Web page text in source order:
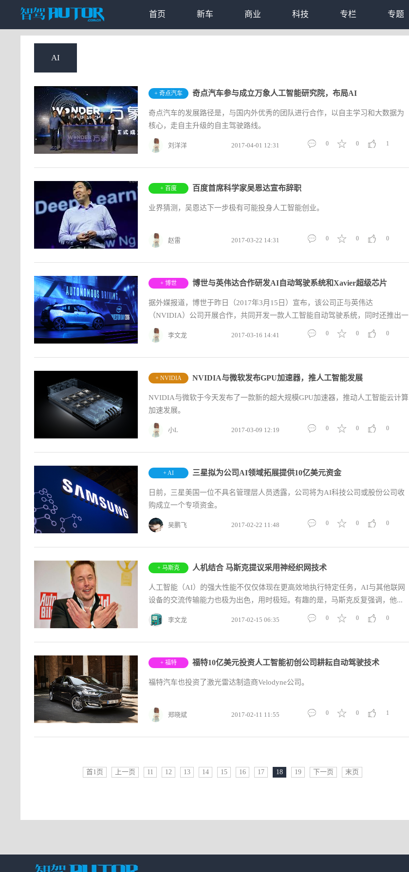
首页 新车 商业 科技 专栏 专题
AI
+ 奇点汽车 奇点汽车参与成立万象人工智能研究院，布局AI
奇点汽车的发展路径是，与国内外优秀的团队进行合作，以自主学习和大数据为
核心，走自主升级的自主驾驶路线。
刘洋洋 2017-04-01 12:31 1
0
0
+ 百度 百度首席科学家吴恩达宣布辞职
业界猜测，吴恩达下一步极有可能投身人工智能创业。
赵雷 2017-03-22 14:31 0
0
0
+ 博世 博世与英伟达合作研发AI自动驾驶系统和Xavier超级芯片
据外媒报道，博世于昨日（2017年3月15日）宣布，该公司正与英伟达
（NVIDIA）公司开展合作，共同开发一款人工智能自动驾驶系统，同时还推出一
款超级...
李文龙 2017-03-16 14:41 0
0
0
+ NVIDIA NVIDIA与微软发布GPU加速器，推人工智能发展
NVIDIA与微软于今天发布了一款新的超大规模GPU加速器，推动人工智能云计算
加速发展。
小L 2017-03-09 12:19 0
0
0
+ AI 三星拟为公司AI领域拓展提供10亿美元资金
日前，三星美国一位不具名管理层人员透露，公司将为AI科技公司或股份公司收
购成立一个专项资金。
吴鹏飞 2017-02-22 11:48 0
0
0
+ 马斯克 人机结合 马斯克提议采用神经织网技术
人工智能（AI）的强大性能不仅仅体现在更高效地执行特定任务，AI与其他联网
设备的交流传输能力也极为出色，用时极短。有趣的是，马斯克反复强调，他...
李文龙 2017-02-15 06:35 0
0
0
+ 福特 福特10亿美元投资人工智能初创公司耕耘自动驾驶技术
福特汽车也投资了激光雷达制造商Velodyne公司。
郑晓斌 2017-02-11 11:55 1
0
0
首1页 上一页 11 12 13 14 15 16 17 18 19 下一页 末页